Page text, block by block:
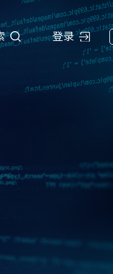
登录